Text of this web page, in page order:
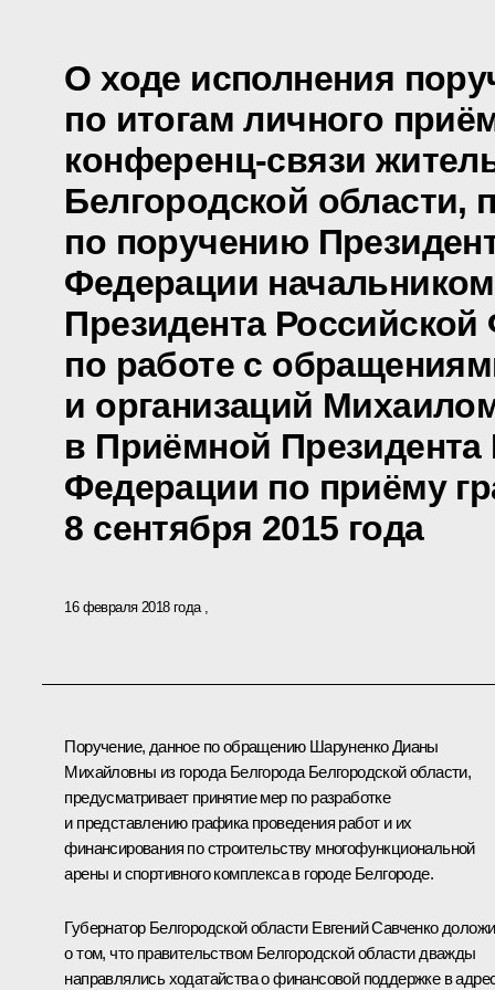
О ходе исполнения
по итогам личного
конференц-связи
Белгородской области,
по поручению
Федерации
Президента
по работе с
и организаций
в Приёмной Президента
Федерации по приёму
8 сентября 2015 года
16 февраля 2018 года
Поручение, данное по обращению Шаруненко Дианы
Михайловны из города Белгорода Белгородской области,
предусматривает принятие мер по разработке
и представлению графика проведения работ и их
финансирования по строительству многофункциональной
арены и спортивного комплекса в городе Белгороде.
Губернатор Белгородской области Евгений Савченко
о том, что правительством Белгородской области дважды
направлялись ходатайства о финансовой поддержке в